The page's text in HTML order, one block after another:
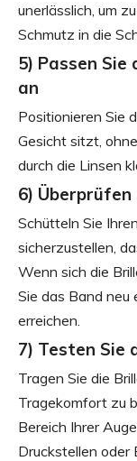
unerlässlich, um
Schmutz in die
5) Passen
an
Positionieren Sie
Gesicht sitzt,
durch die Linsen
6)
Schütteln Sie
sicherzustellen,
Wenn sich die
Sie das Band neu
erreichen.
7) Testen Sie
Tragen Sie die
Tragekomfort zu
Bereich Ihrer
Druckstellen oder